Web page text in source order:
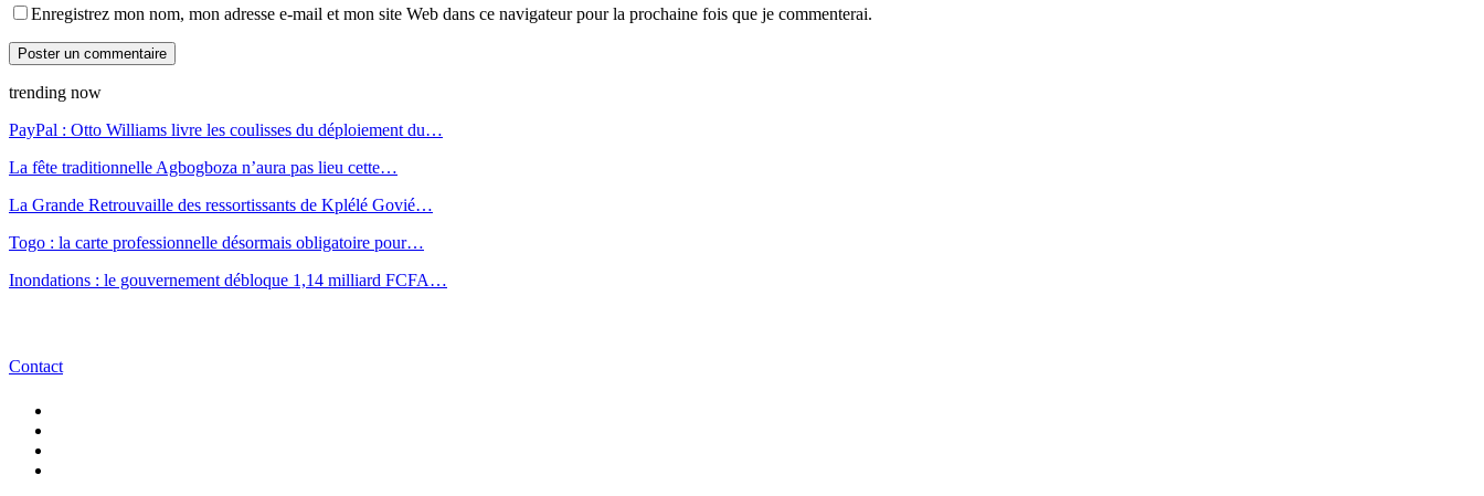
Enregistrez mon nom, mon adresse e-mail et mon site Web dans ce navigateur pour la prochaine fois que je commenterai.
trending now
PayPal : Otto Williams livre les coulisses du déploiement du…
La fête traditionnelle Agbogboza n’aura pas lieu cette…
La Grande Retrouvaille des ressortissants de Kplélé Govié…
Togo : la carte professionnelle désormais obligatoire pour…
Inondations : le gouvernement débloque 1,14 milliard FCFA…
Contact